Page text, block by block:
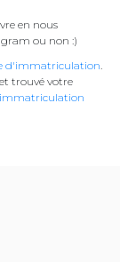
en nous
ou non :)
d'immatriculation
trouvé votre